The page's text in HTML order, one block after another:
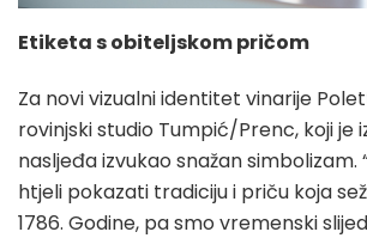
Etiketa s obiteljskom pričom
Za novi vizualni identitet vinarije
rovinjski studio Tumpić/Prenc, koji je
nasljeđa izvukao snažan simbolizam.
htjeli pokazati tradiciju i priču koja
1786. Godine, pa smo vremenski